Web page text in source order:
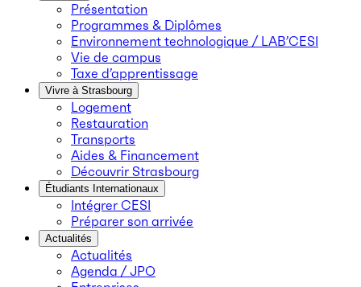
Présentation
Programmes & Diplômes
Environnement technologique / LAB’CESI
Vie de campus
Taxe d’apprentissage
Vivre à Strasbourg
Logement
Restauration
Transports
Aides & Financement
Découvrir Strasbourg
Étudiants Internationaux
Intégrer CESI
Préparer son arrivée
Actualités
Actualités
Agenda / JPO